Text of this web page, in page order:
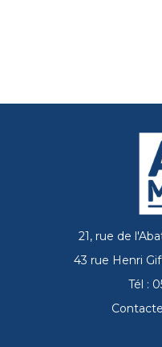
21, rue de
43 rue Henri
Tél :